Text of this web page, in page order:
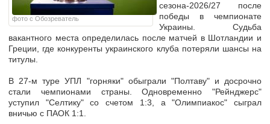
фото с Обозреватель
сезона-2026/27 после
победы в чемпионате
Украины. Судьба
вакантного места определилась после матчей в Шотландии и
Греции, где конкуренты украинского клуба потеряли шансы на
титулы.
В 27-м туре УПЛ "горняки" обыграли "Полтаву" и досрочно
стали чемпионами страны. Одновременно "Рейнджерс"
уступил "Селтику" со счетом 1:3, а "Олимпиакос" сыграл
вничью с ПАОК 1:1.